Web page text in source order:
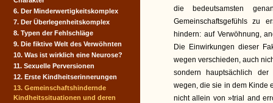
die bedeutsamsten
Gemeinschaftsgefühls zu
hindern: auf Verwöhnung,
Die Einwirkungen dieser
wegen verschieden, auch
sondern hauptsächlich der
wegen, die sie in dem Kinde
nicht allein von »trial and
6. Der Minderwertigkeits­komplex
7. Der Überlegenheitskomplex
8. Typen der Fehlschläge
9. Die fiktive Welt des Verwöhnten
10. Was ist wirklich eine Neurose?
11. Sexuelle Perversionen
12. Erste Kindheitserinne­rungen
13. Gemeinschaftshindernde
Kindheitssituationen und deren